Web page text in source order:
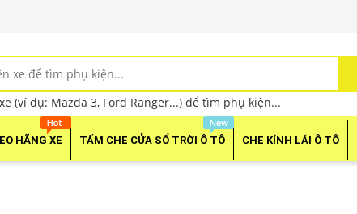
(ví dụ: Mazda 3, Ford Ranger...) để tìm phụ kiện...
HÃNG XE TẤM CHE CỬA SỔ TRỜI Ô TÔ CHE KÍNH LÁI Ô TÔ